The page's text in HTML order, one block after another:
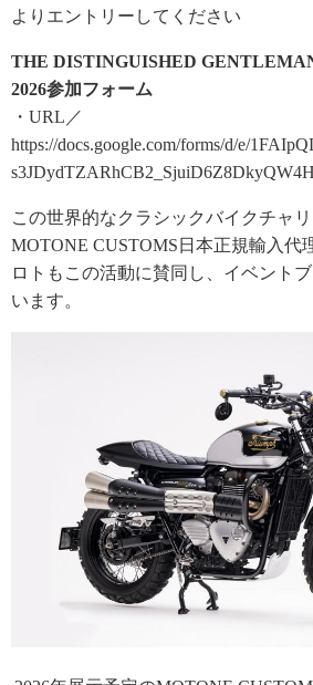
よりエントリーしてください
THE DISTINGUISHED
2026参加フォーム
・URL／
https://docs.google.com/forms/d/e/
この世界的なクラシックバイクチャ
MOTONE CUSTOMS日本正規輸入代
ロトもこの活動に賛同し、イベント
います。